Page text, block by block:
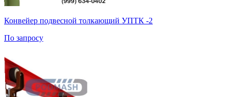
Конвейер подвесной толкающий УПТК -2
По запросу